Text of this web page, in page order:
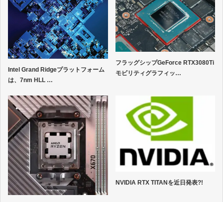
Intel Grand Ridgeプラットフォーム
は、7nm HLL …
フラッグシップGeForce RTX3080Ti
モビリティグラフィッ…
NVIDIA RTX TITANを近日発表?!